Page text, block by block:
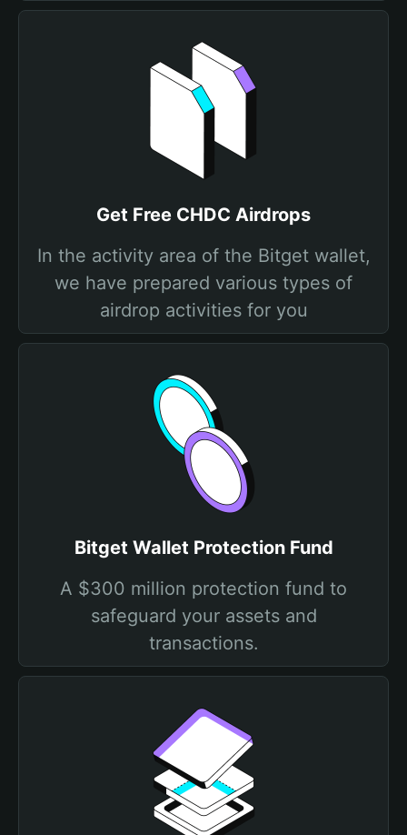
Get Free CHDC Airdrops
In the activity area of the Bitget wallet,
we have prepared various types of
airdrop activities for you
Bitget Wallet Protection Fund
A $300 million protection fund to
safeguard your assets and
transactions.